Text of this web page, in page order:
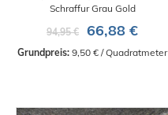
Schraffur Grau Gold
94,95 €
66,88 €
Grundpreis: 9,50 € / Quadratmeter